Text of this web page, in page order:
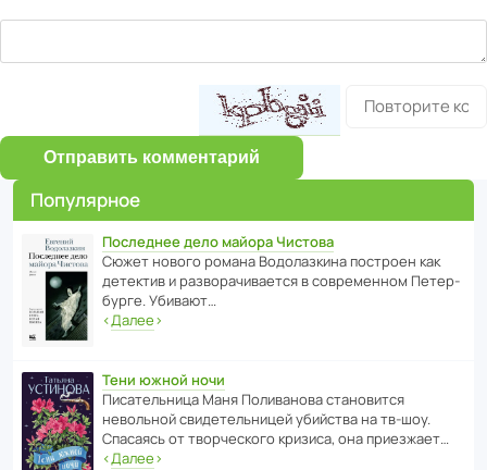
Отправить комментарий
Популярное
Последнее дело майора Чистова
Сюжет нового романа Водо­ла­з­кина пост­роен как
дете­ктив и разво­ра­чи­ва­ется в совре­менном Пете­р­
бурге. Убивают…
‹Далее›
Тени южной ночи
Писа­тель­ница Маня Поли­ва­нова стано­вится
невольной свиде­тель­ницей убийства на тв-шоу.
Спасаясь от твор­че­с­кого кризиса, она приезжает…
‹Далее›